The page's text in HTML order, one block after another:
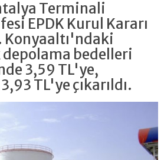
Terminali
EPDK Kurul Kararı
bedelleri
3,59 TL'ye,
TL'ye çıkarıldı.